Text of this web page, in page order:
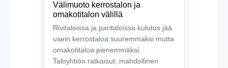
Välimuoto kerrostalon ja
omakotitalon välillä
Rivitaloissa ja paritaloissa kulutus jää
usein kerrostaloa suuremmaksi mutta
omakotitaloa pienemmäksi.
Taloyhtiön ratkaisut, mahdollinen